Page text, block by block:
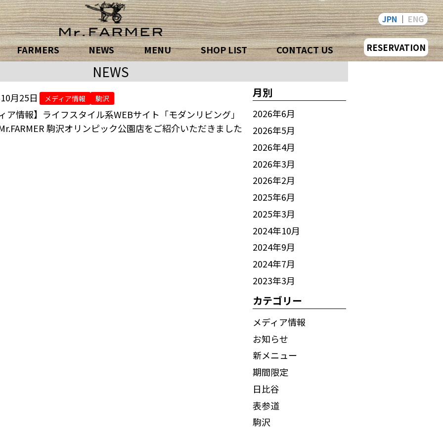
FARMERS NEWS MENU SHOP LIST CONTACT US
JPN ENG
RESERVATION
NEWS
月25日 メディア情報 駒沢
ィア情報】ライフスタイル系WEBサイト「モダンリビング」
駒沢オリンピック公園店をご紹介いただきました
月別
2026年6月
2026年5月
2026年4月
2026年3月
2026年2月
2025年6月
2025年3月
2024年10月
2024年9月
2024年7月
2023年3月
カテゴリー
メディア情報
お知らせ
新メニュー
期間限定
日比谷
表参道
駒沢